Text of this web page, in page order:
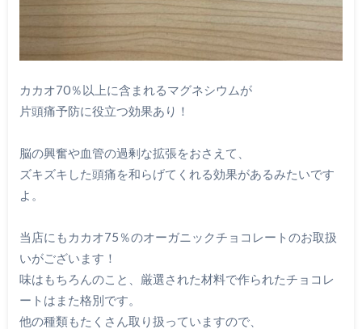
カカオ70％以上に含まれるマグネシウムが
片頭痛予防に役立つ効果あり！
脳の興奮や血管の過剰な拡張をおさえて、
ズキズキした頭痛を和らげてくれる効果があるみたいです
よ。
当店にもカカオ75％のオーガニックチョコレートのお取扱
いがございます！
味はもちろんのこと、厳選された材料で作られたチョコレ
ートはまた格別です。
他の種類もたくさん取り扱っていますので、